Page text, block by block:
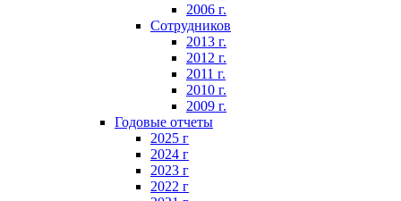
2006 г.
Сотрудников
2013 г.
2012 г.
2011 г.
2010 г.
2009 г.
Годовые отчеты
2025 г
2024 г
2023 г
2022 г